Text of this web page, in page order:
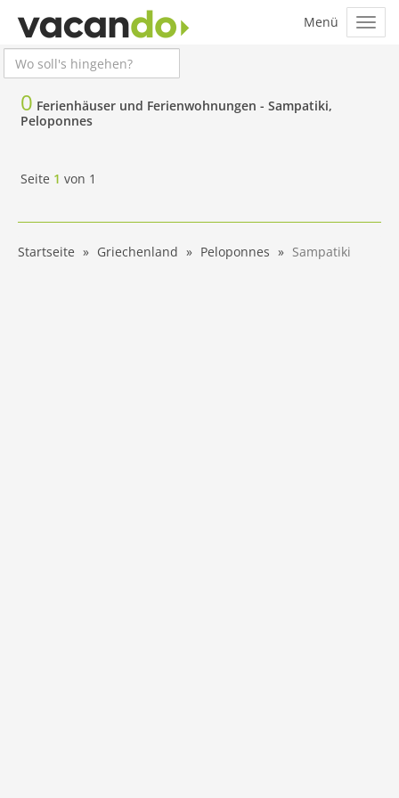
0 Ferienhäuser und Ferienwohnungen - Sampatiki,
Peloponnes
Seite 1 von 1
Startseite Griechenland Peloponnes Sampatiki